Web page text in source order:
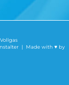
| Made with ♥ by